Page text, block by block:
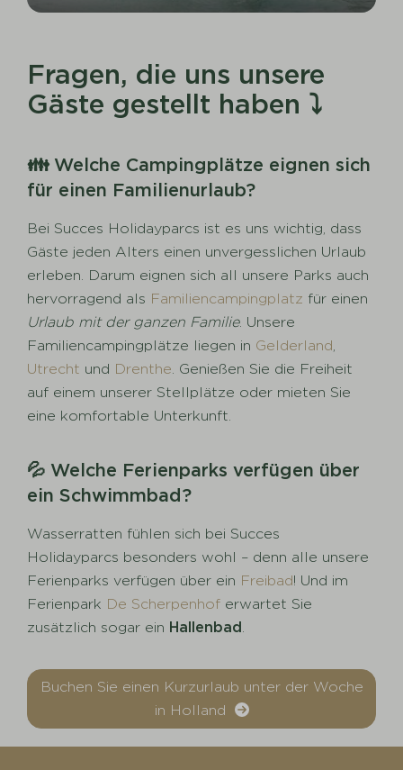
Fragen, die uns unsere
Gäste gestellt haben ⤵
👪 Welche Campingplätze eignen sich
für einen Familienurlaub?
Bei Succes Holidayparcs ist es uns wichtig, dass
Gäste jeden Alters einen unvergesslichen Urlaub
erleben. Darum eignen sich all unsere Parks auch
hervorragend als Familiencampingplatz für einen
Urlaub mit der ganzen Familie. Unsere
Familiencampingplätze liegen in Gelderland
Utrecht und Drenthe . Genießen Sie die Freiheit
auf einem unserer Stellplätze oder mieten Sie
eine komfortable Unterkunft.
💦 Welche Ferienparks verfügen über
ein Schwimmbad?
Wasserratten fühlen sich bei Succes
Holidayparcs besonders wohl – denn alle unsere
Ferienparks verfügen über ein Freibad! Und im
Ferienpark De Scherpenhof erwartet Sie
zusätzlich sogar ein Hallenbad
Buchen Sie einen Kurzurlaub unter der Woche
in Holland